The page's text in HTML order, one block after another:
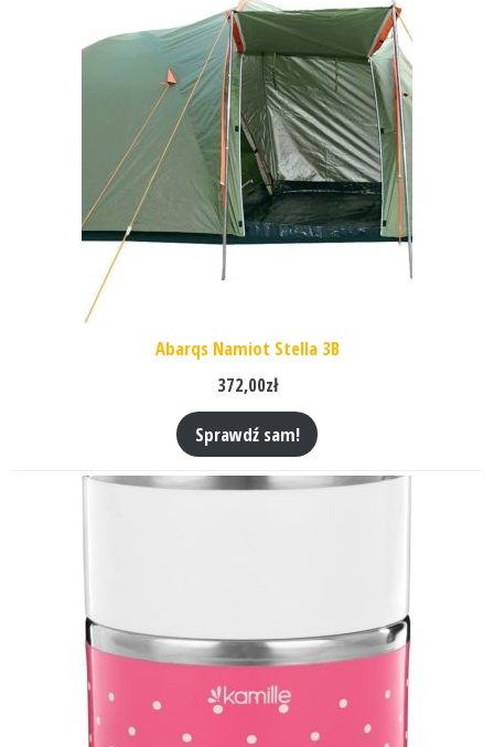
Abarqs Namiot Stella 3B
372,00zł
Sprawdź sam!